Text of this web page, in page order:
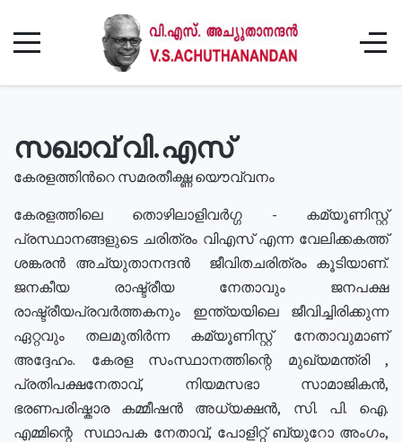
സഖാവ് വി.എസ്
കേരളത്തിൻറെ സമരതീക്ഷ്ണ യൌവ്വനം
കേരളത്തിലെ തൊഴിലാളിവർഗ്ഗ - കമ്യൂണിസ്റ്റ്
പ്രസ്ഥാനങ്ങളുടെ ചരിത്രം വിഎസ് എന്ന വേലിക്കകത്ത്
ശങ്കരൻ അച്യുതാനന്ദൻ ജീവിതചരിത്രം കൂടിയാണ്.
ജനകീയ രാഷ്ട്രീയ നേതാവും ജനപക്ഷ
രാഷ്ട്രീയപ്രവർത്തകനും ഇന്ത്യയിലെ ജീവിച്ചിരിക്കുന്ന
ഏറ്റവും തലമുതിർന്ന കമ്യൂണിസ്റ്റ് നേതാവുമാണ്
അദ്ദേഹം. കേരള സംസ്ഥാനത്തിന്റെ മുഖ്യമന്ത്രി ,
പ്രതിപക്ഷനേതാവ്, നിയമസഭാ സാമാജികൻ,
ഭരണപരിഷ്കാര കമ്മീഷൻ അധ്യക്ഷൻ, സി. പി. ഐ.
എമ്മിന്റെ സഥാപക നേതാവ്, പോളിറ്റ് ബ്യുറോ അംഗം,